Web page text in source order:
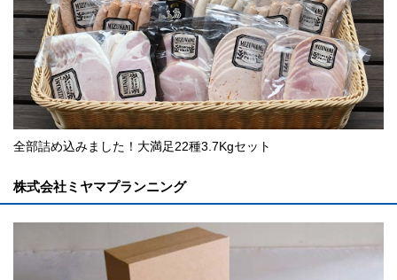
全部詰め込みました！大満足22種3.7Kgセット
株式会社ミヤマプランニング